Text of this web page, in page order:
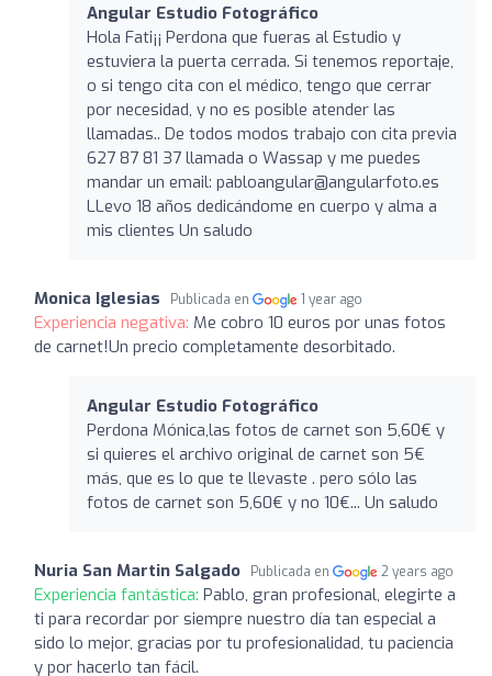
Angular Estudio Fotográfico
Hola Fati¡¡ Perdona que fueras al Estudio y
estuviera la puerta cerrada. Si tenemos reportaje,
o si tengo cita con el médico, tengo que cerrar
por necesidad, y no es posible atender las
llamadas.. De todos modos trabajo con cita previa
627 87 81 37 llamada o Wassap y me puedes
mandar un email: pabloangular@angularfoto.es
LLevo 18 años dedicándome en cuerpo y alma a
mis clientes Un saludo
Monica Iglesias Publicada en 1 year ago
Experiencia negativa: Me cobro 10 euros por unas fotos
de carnet!Un precio completamente desorbitado.
Angular Estudio Fotográfico
Perdona Mónica,las fotos de carnet son 5,60€ y
si quieres el archivo original de carnet son 5€
más, que es lo que te llevaste . pero sólo las
fotos de carnet son 5,60€ y no 10€... Un saludo
Nuria San Martin Salgado Publicada en 2 years ago
Experiencia fantástica: Pablo, gran profesional, elegirte a
ti para recordar por siempre nuestro día tan especial a
sido lo mejor, gracias por tu profesionalidad, tu paciencia
y por hacerlo tan fácil.